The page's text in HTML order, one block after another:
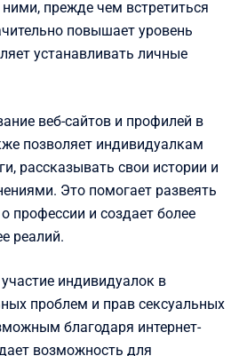
прежде чем встретиться
повышает уровень
устанавливать личные
веб-сайтов и профилей в
позволяет индивидуалкам
рассказывать свои истории и
Это помогает развеять
профессии и создает более
реалий.
индивидуалок в
проблем и прав сексуальных
благодаря интернет-
возможность для